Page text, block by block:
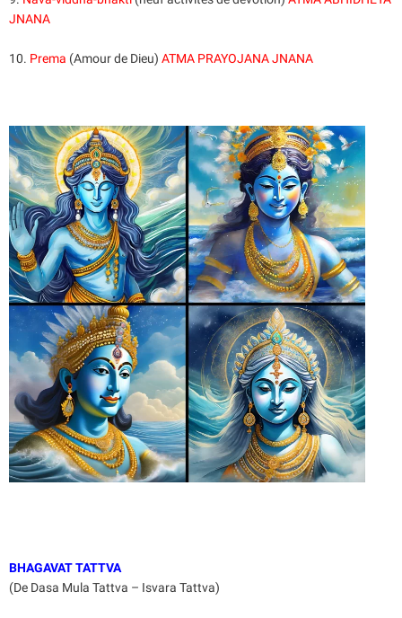
JNANA
10. Prema (Amour de Dieu) ATMA PRAYOJANA JNANA
BHAGAVAT TATTVA
(De Dasa Mula Tattva – Isvara Tattva)